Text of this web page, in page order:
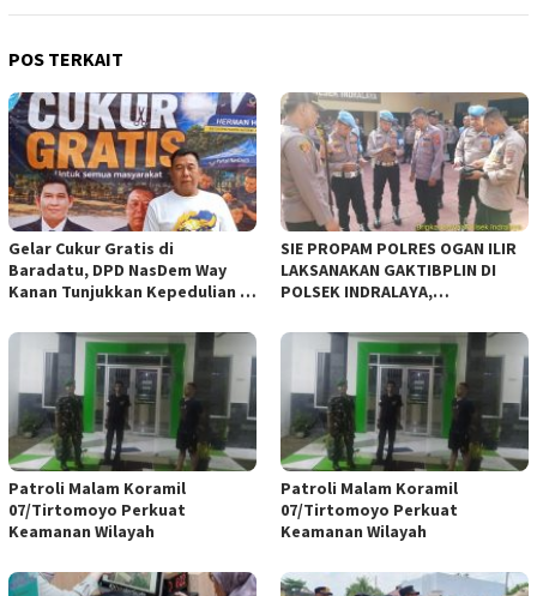
POS TERKAIT
Gelar Cukur Gratis di
Baradatu, DPD NasDem Way
Kanan Tunjukkan Kepedulian di
SIE PROPAM POLRES OGAN ILIR
LAKSANAKAN GAKTIBPLIN DI
POLSEK INDRALAYA,
PERSONEL POLRI*
Patroli Malam Koramil
07/Tirtomoyo Perkuat
Keamanan Wilayah
Patroli Malam Koramil
07/Tirtomoyo Perkuat
Keamanan Wilayah